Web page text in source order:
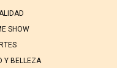
SHOW
Y BELLEZA